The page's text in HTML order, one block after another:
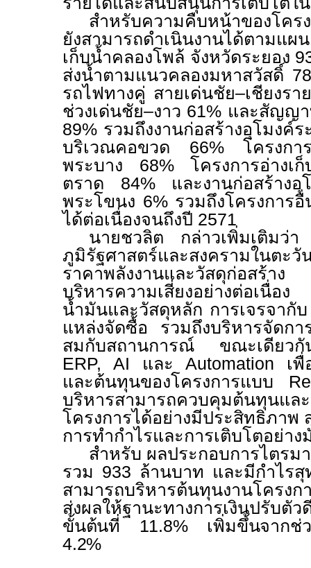
สำหรับความคืบหน้าของโค
ยังสามารถดำเนินงานได้ตามแ
เก็บน้ำคลองโพล้ จังหวัดระยอง
ส่งน้ำตามแนวคลองมหาสวัสดิ์
รถไฟทางคู่ สายเด่นชัย–เชียงร
ช่วงเด่นชัย–งาว 61% และสัญญ
89% รวมถึงงานก่อสร้างอุโมงค์
บริเวณคอขวด 66%โครงกา
พระบาง 68%โครงการอ่างเ
ตราด 84% และงานก่อสร้างอุ
พระโขนง 6% รวมถึงโครงการ
ได้ต่อเนื่องจนถึงปี 2571
นายชวลิต กล่าวเพิ่มเติมว่
ภูมิรัฐศาสตร์และสงครามในตะวั
ราคาพลังงานและวัสดุก่อสร้า
บริหารความเสี่ยงอย่างต่อเนื่
น้ำมันและวัสดุหลัก การเจรจากั
แหล่งจัดซื้อ รวมถึงบริหารจัดกา
สมกับสถานการณ์ ขณะเดียว
ERP, AI และAutomation
เ
และต้นทุนของโครงการแบบ
บริหารสามารถควบคุมต้นทุนแล
โครงการได้อย่างมีประสิทธิภาพ
การทำกำไรและการเติบโตอย่าง
สำหรับ ผลประกอบการไตรม
รวม 933 ล้านบาท และมีกำไร
สามารถบริหารต้นทุนงานโครงก
ส่งผลให้ฐานะทางการเงินปรับตัว
ขั้นต้นที่ 11.8% เพิ่มขึ้นจากช่
4.2%